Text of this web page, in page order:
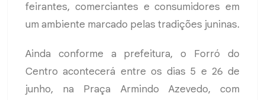
feirantes, comerciantes e consumidores em
um ambiente marcado pelas tradições juninas.
Ainda conforme a prefeitura, o Forró do
Centro acontecerá entre os dias 5 e 26 de
junho, na Praça Armindo Azevedo, com